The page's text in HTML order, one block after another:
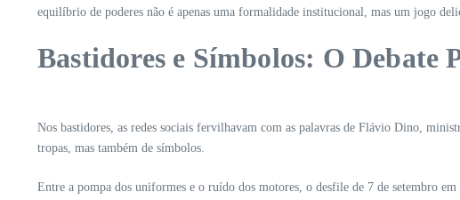
equilíbrio de poderes não é apenas uma formalidade institucional, mas um jogo
Bastidores e Símbolos: O Debate
Nos bastidores, as redes sociais fervilhavam com as palavras de Flávio Dino,
tropas, mas também de símbolos.
Entre a pompa dos uniformes e o ruído dos motores, o desfile de 7 de setembro